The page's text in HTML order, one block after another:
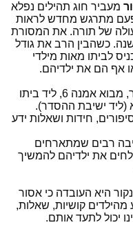
מעביר חוג תהילים נפלא
פעם מתרגש מחדש לראות
של תורה. את המסורת
עוד חמיו בחיפה לפני יותר מ-40 שנה. כשהבין הרב את גודל
לביתו מאות מילדי
אף הם את ילדיהם.
: בסלון ביתו של הרב אנקור, מבוא אמנה 6, ליד ביתו
(ליד ישיבת ההסדר).
חידות ושאלות ידע
ישיבה רבים שמתארחים
את ילדיהם להמשיך
היא העובדה כי אסור
קושיות, שאלות,
יכול לתעד אותם.